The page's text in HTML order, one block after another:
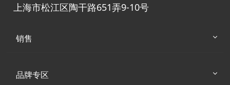
上海市松江区陶干路651弄9-10号
销售
品牌专区